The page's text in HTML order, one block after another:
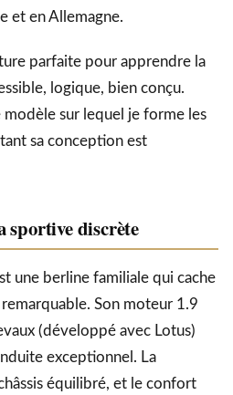
et en Allemagne.
parfaite pour apprendre la
logique, bien conçu.
modèle sur lequel je forme les
sa conception est
sportive discrète
une berline familiale qui cache
Son moteur 1.9
(développé avec Lotus)
exceptionnel. La
équilibré, et le confort